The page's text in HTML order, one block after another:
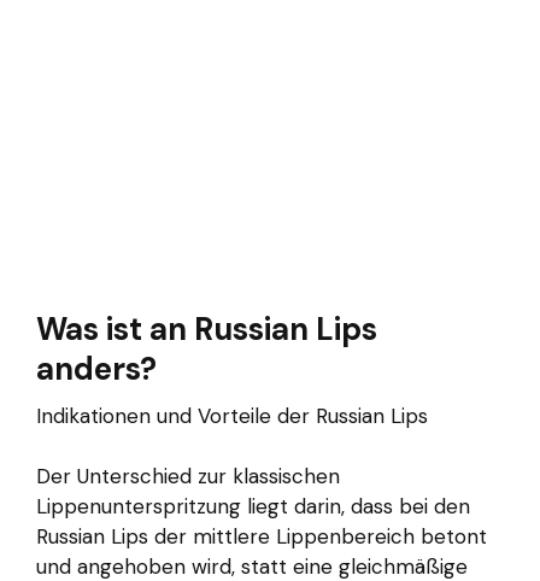
Was ist an Russian Lips
anders?
Indikationen und Vorteile der Russian Lips
Der Unterschied zur klassischen
Lippenunterspritzung liegt darin, dass bei den
Russian Lips der mittlere Lippenbereich betont
und angehoben wird, statt eine gleichmäßige